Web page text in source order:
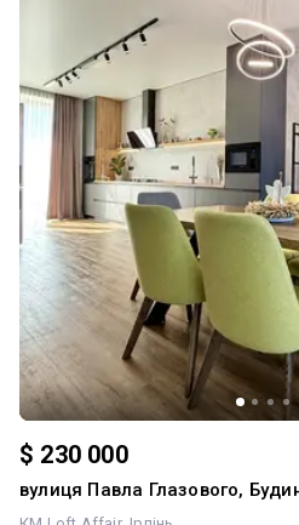
$ 230 000
вулиця Павла Глазового,